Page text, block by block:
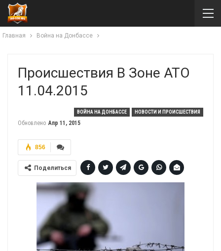
Главная Война на Донбассе
Происшествия В Зоне АТО
11.04.2015
ВОЙНА НА ДОНБАССЕ НОВОСТИ И ПРОИСШЕСТВИЯ
Обновлено Апр 11, 2015
856
Поделиться